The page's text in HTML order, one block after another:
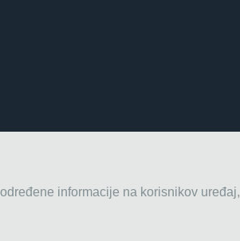
informacije na korisnikov uređaj,